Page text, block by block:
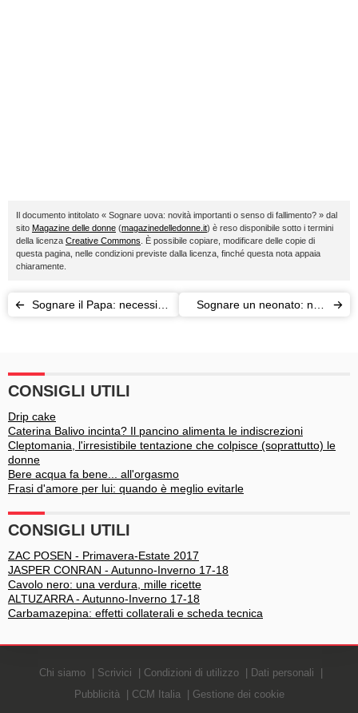
Il documento intitolato « Sognare uova: novità importanti o senso di fallimento? » dal
sito Magazine delle donne (magazinedelledonne.it) è reso disponibile sotto i termini
della licenza Creative Commons . È possibile copiare, modificare delle copie di
questa pagina, nelle condizioni previste dalla licenza, finché questa nota appaia
chiaramente.
Sognare il Papa: necessità
Sognare un neonato: non
CONSIGLI UTILI
Drip cake
Caterina Balivo incinta? Il pancino alimenta le indiscrezioni
Cleptomania, l'irresistibile tentazione che colpisce (soprattutto) le
donne
Bere acqua fa bene... all'orgasmo
Frasi d'amore per lui: quando è meglio evitarle
CONSIGLI UTILI
ZAC POSEN - Primavera-Estate 2017
JASPER CONRAN - Autunno-Inverno 17-18
Cavolo nero: una verdura, mille ricette
ALTUZARRA - Autunno-Inverno 17-18
Carbamazepina: effetti collaterali e scheda tecnica
Chi siamo Scrivici Condizioni di utilizzo
Dati personali
Pubblicità
CCM Italia Gestione dei cookie